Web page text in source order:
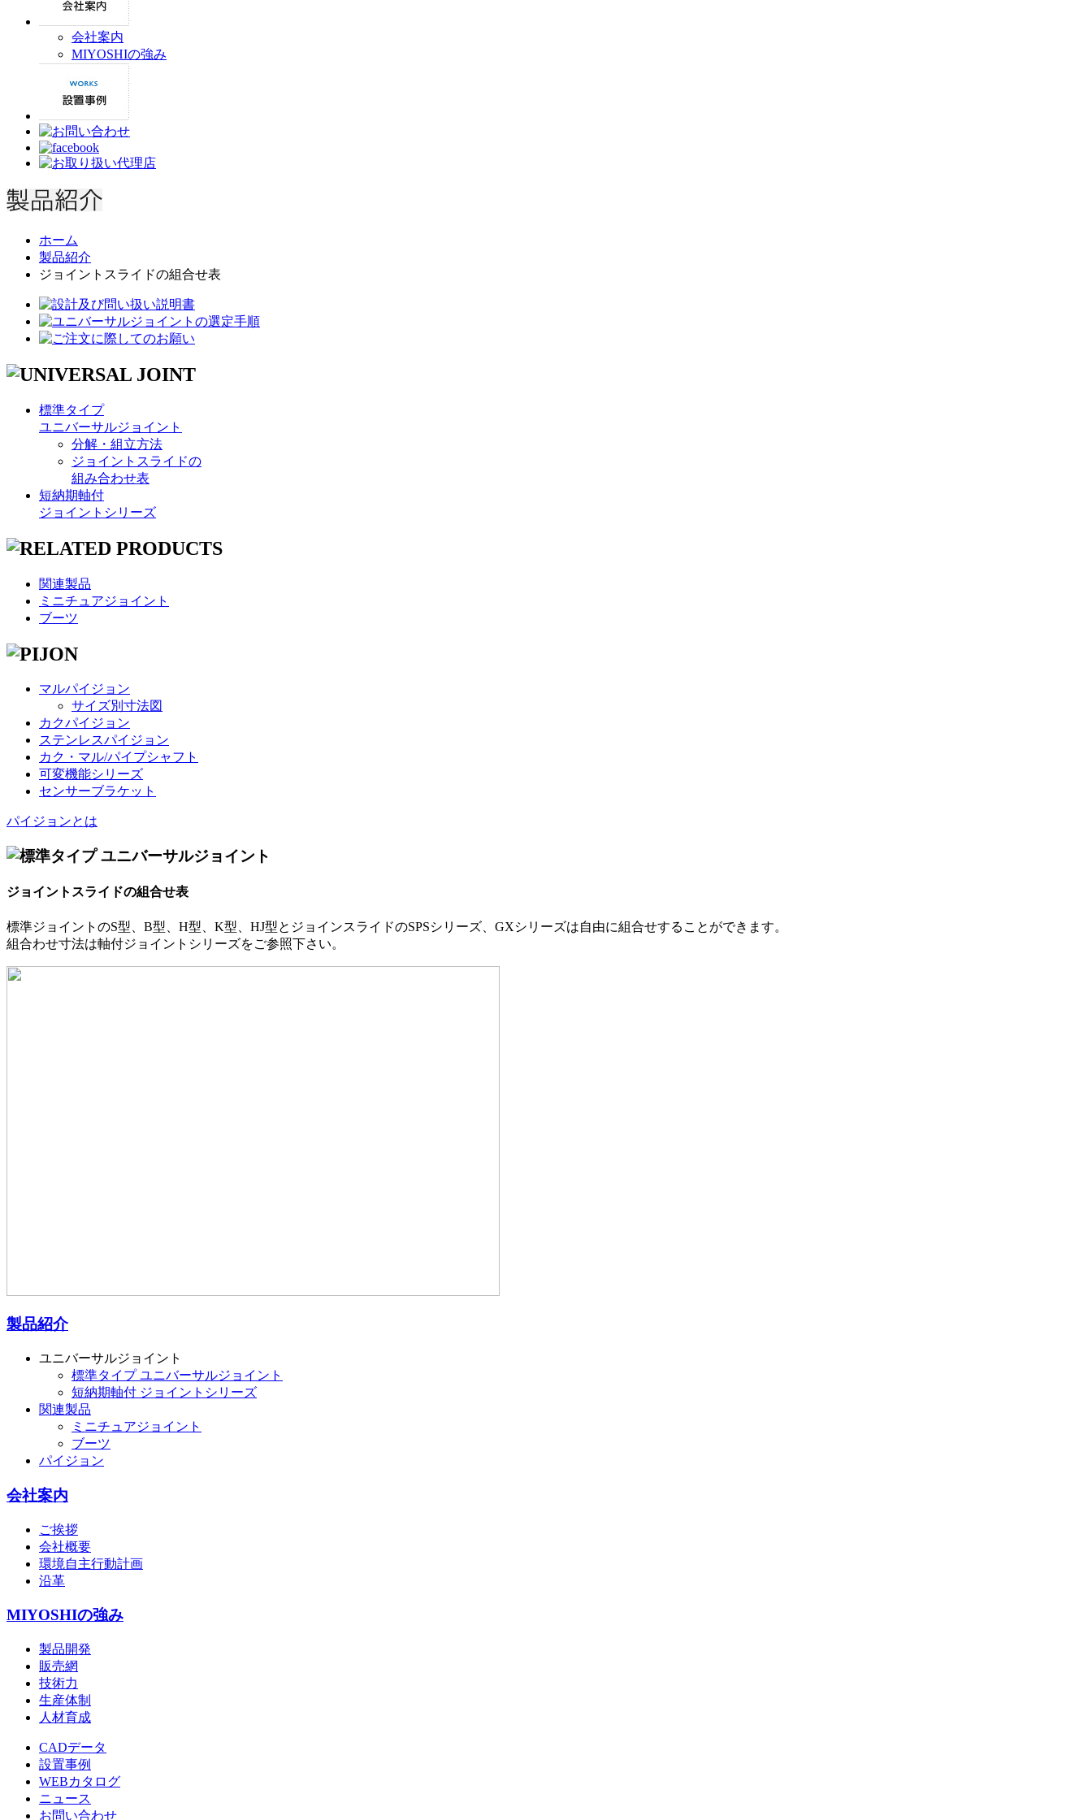
会社案内
MIYOSHIの強み
ホーム
製品紹介
ジョイントスライドの組合せ表
標準タイプ
ユニバーサルジョイント
分解・組立方法
ジョイントスライドの
組み合わせ表
短納期軸付
ジョイントシリーズ
関連製品
ミニチュアジョイント
ブーツ
マルパイジョン
サイズ別寸法図
カクパイジョン
ステンレスパイジョン
カク・マル/パイプシャフト
可変機能シリーズ
センサーブラケット
パイジョンとは
ジョイントスライドの組合せ表
標準ジョイントのS型、B型、H型、K型、HJ型とジョインスライドのSPSシリーズ、GXシリーズは自由に組合せすることができます。
組合わせ寸法は軸付ジョイントシリーズをご参照下さい。
製品紹介
ユニバーサルジョイント
標準タイプ ユニバーサルジョイント
短納期軸付 ジョイントシリーズ
関連製品
ミニチュアジョイント
ブーツ
パイジョン
会社案内
ご挨拶
会社概要
環境自主行動計画
沿革
MIYOSHIの強み
製品開発
販売網
技術力
生産体制
人材育成
CADデータ
設置事例
WEBカタログ
ニュース
お問い合わせ